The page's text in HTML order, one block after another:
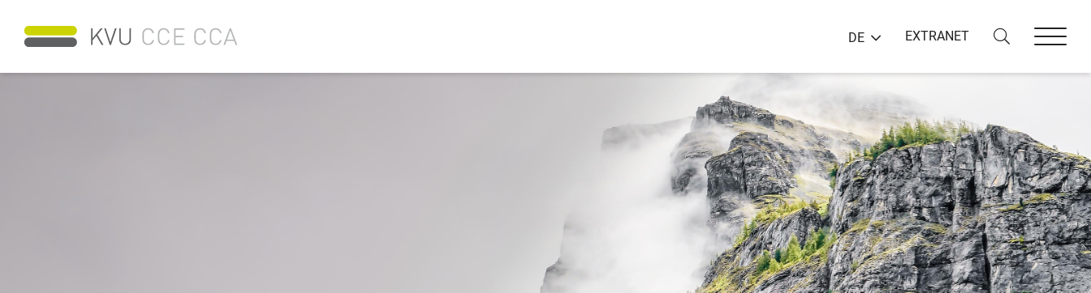
DE EXTRANET